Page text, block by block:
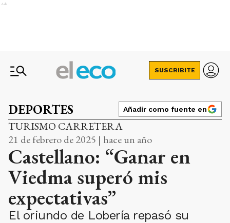
Ads
SUSCRIBITE
DEPORTES Añadir como fuente en
TURISMO CARRETERA
21 de febrero de 2025 | hace un año
Castellano: “Ganar en
Viedma superó mis
expectativas”
El oriundo de Lobería repasó su